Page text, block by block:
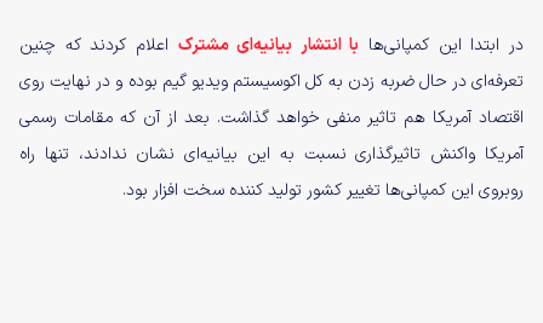
در ابتدا این کمپانی‌ها با انتشار بیانیه‌ای مشترک اعلام کردند که چنین
تعرفه‌ای در حال ضربه زدن به کل اکوسیستم ویدیو گیم بوده و در نهایت روی
اقتصاد آمریکا هم تاثیر منفی خواهد گذاشت. بعد از آن که مقامات رسمی
آمریکا واکنش تاثیرگذاری نسبت به این بیانیه‌ای نشان ندادند، تنها راه
روبروی این کمپانی‌ها تغییر کشور تولید کننده سخت افزار بود.